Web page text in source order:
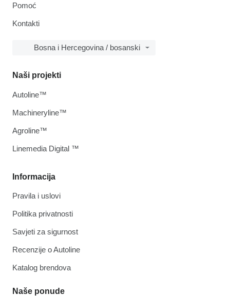
Pomoć
Kontakti
Bosna i Hercegovina / bosanski
Informacija
Pravila i uslovi
Politika privatnosti
Savjeti za sigurnost
Recenzije o Autoline
Katalog brendova
Naše ponude
Naši projekti
Autoline™
Machineryline™
Agroline™
Linemedia Digital ™